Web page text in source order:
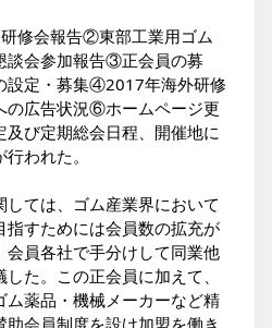
修会報告②東部工業用ゴム
談会参加報告③正会員の募
設定・募集④2017年海外研修
広告状況⑥ホームページ更
び定期総会日程、開催地に
われた。
ては、ゴム産業界において
すためには会員数の拡充が
員各社で手分けして同業他
た。この正会員に加えて、
ム薬品・機械メーカーなど精
会員制度を設け加盟を働き